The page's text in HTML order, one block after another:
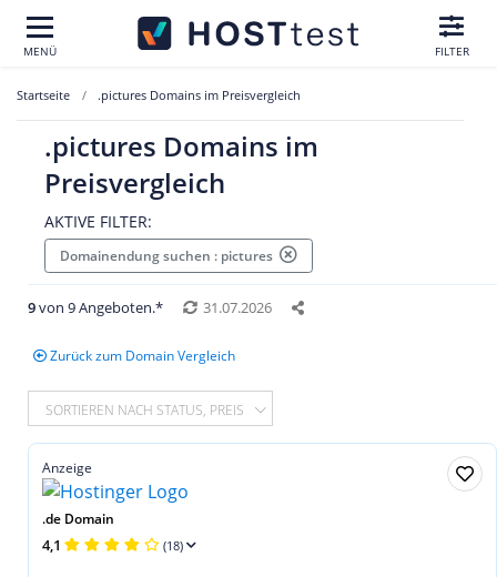
MENÜ FILTER
Startseite .pictures Domains im Preisvergleich
.pictures Domains im
Preisvergleich
AKTIVE FILTER:
Domainendung suchen : pictures
9von 9 Angeboten.* 31.07.2026
Zurück zum Domain Vergleich
SORTIEREN NACH STATUS, PREIS
Anzeige
.de Domain
4,1 (18)